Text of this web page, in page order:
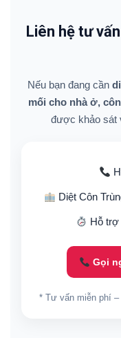
Liên hệ tư
Nếu bạn đang cần
mối cho nhà ở,
được khảo sát
Diệt Côn
Hỗ
Gọi
* Tư vấn miễn phí –